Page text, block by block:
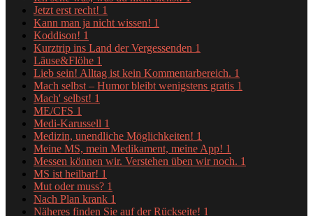
Jetzt erst recht! 1
Kann man ja nicht wissen! 1
Koddison! 1
Kurztrip ins Land der Vergessenden 1
Läuse&Flöhe 1
Lieb sein! Alltag ist kein Kommentarbereich. 1
Mach selbst – Humor bleibt wenigstens gratis 1
Mach' selbst! 1
ME/CFS 1
Medi-Karussell 1
Medizin, unendliche Möglichkeiten! 1
Meine MS, mein Medikament, meine App! 1
Messen können wir. Verstehen üben wir noch. 1
MS ist heilbar! 1
Mut oder muss? 1
Nach Plan krank 1
Näheres finden Sie auf der Rückseite! 1